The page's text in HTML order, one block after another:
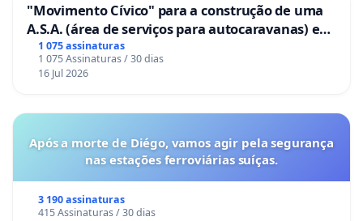
"Movimento Cívico" para a construção de uma
A.S.A. (área de serviços para autocaravanas) em
Coimbra
1 075 assinaturas
1 075 Assinaturas / 30 dias
16 Jul 2026
Após a morte de Diégo, vamos agir pela segurança
nas estações ferroviárias suíças.
3 190 assinaturas
415 Assinaturas / 30 dias